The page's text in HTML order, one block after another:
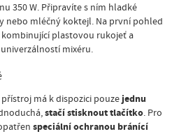
350 W. Připravíte s ním hladké
nebo mléčný koktejl. Na první pohled
kombinující plastovou rukojeť a
mixéru.
má k dispozici pouze jednu
stačí stisknout tlačítko. Pro
speciální ochranou bránící